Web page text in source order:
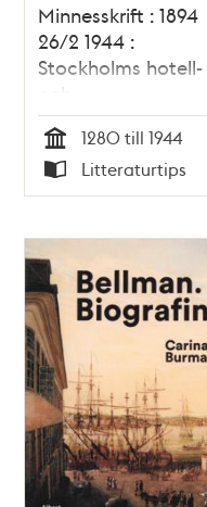
Minnesskrift : 1894
26/2 1944 :
Stockholms hotell-
och
restaurantförening
Tid
1280 till 1944
Typ
Litteraturtips